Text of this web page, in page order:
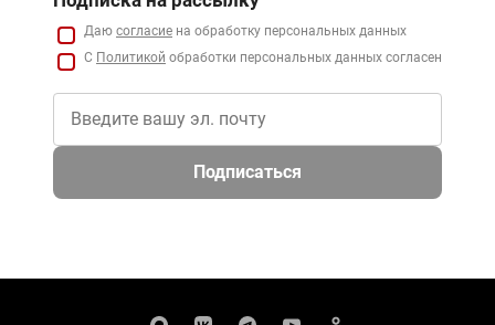
Даю согласие на обработку персональных данных
С Политикой обработки персональных данных согласен
Подписаться